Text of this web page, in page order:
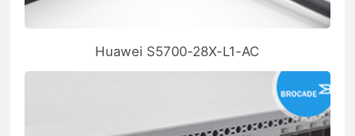
Huawei S5700-28X-L1-AC